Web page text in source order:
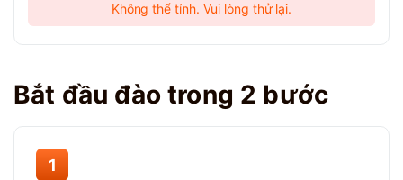
Không thể tính. Vui lòng thử lại.
Bắt đầu đào trong 2 bước
1